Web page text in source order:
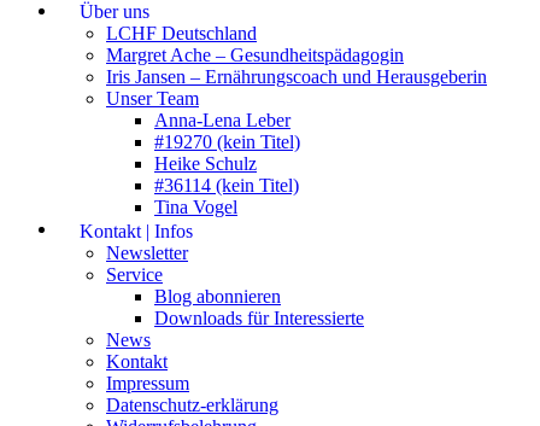
Über uns
LCHF Deutschland
Margret Ache – Gesundheitspädagogin
Iris Jansen – Ernährungscoach und Herausgeberin
Unser Team
Anna-Lena Leber
#19270 (kein Titel)
Heike Schulz
#36114 (kein Titel)
Tina Vogel
Kontakt | Infos
Newsletter
Service
Blog abonnieren
Downloads für Interessierte
News
Kontakt
Impressum
Datenschutz-erklärung